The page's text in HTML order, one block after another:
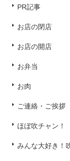
PR記事
お店の閉店
お店の開店
お弁当
お肉
ご連絡・ご挨拶
ほぼ吹チャン！
みんな大好き！